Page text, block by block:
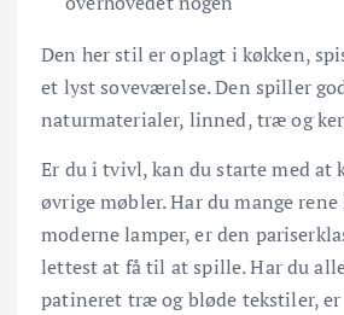
Den her stil er oplagt i køkken,
et lyst soveværelse. Den spiller
naturmaterialer, linned, træ og
Er du i tvivl, kan du starte med at
øvrige møbler. Har du mange
moderne lamper, er den
lettest at få til at spille. Har du
patineret træ og bløde tekstiler,